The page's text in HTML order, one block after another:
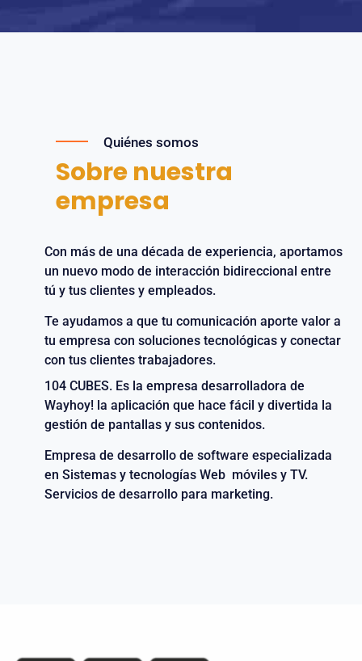
Quiénes somos
Sobre nuestra
empresa
Con más de una década de experiencia, aportamos
un nuevo modo de interacción bidireccional entre
tú y tus clientes y empleados.
Te ayudamos a que tu comunicación aporte valor a
tu empresa con soluciones tecnológicas y conectar
con tus clientes trabajadores.
104 CUBES. Es la empresa desarrolladora de
Wayhoy! la aplicación que hace fácil y divertida la
gestión de pantallas y sus contenidos.
Empresa de desarrollo de software especializada
en Sistemas y tecnologías Web móviles y TV.
Servicios de desarrollo para marketing.